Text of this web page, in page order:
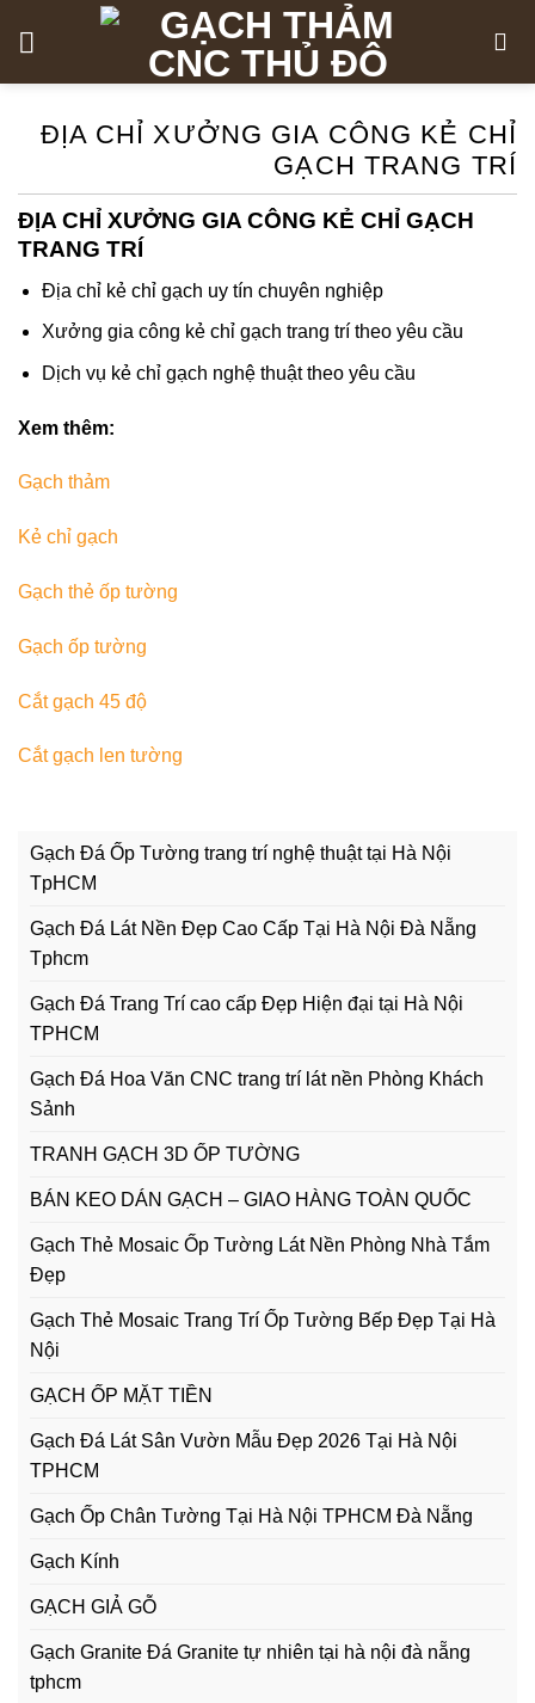
ĐỊA CHỈ XƯỞNG GIA CÔNG KẺ CHỈ
GẠCH TRANG TRÍ
ĐỊA CHỈ XƯỞNG GIA CÔNG KẺ CHỈ GẠCH
TRANG TRÍ
Địa chỉ kẻ chỉ gạch uy tín chuyên nghiệp
Xưởng gia công kẻ chỉ gạch trang trí theo yêu cầu
Dịch vụ kẻ chỉ gạch nghệ thuật theo yêu cầu
Xem thêm:
Gạch thảm
Kẻ chỉ gạch
Gạch thẻ ốp tường
Gạch ốp tường
Cắt gạch 45 độ
Cắt gạch len tường
Gạch Đá Ốp Tường trang trí nghệ thuật tại Hà Nội
TpHCM
Gạch Đá Lát Nền Đẹp Cao Cấp Tại Hà Nội Đà Nẵng
Tphcm
Gạch Đá Trang Trí cao cấp Đẹp Hiện đại tại Hà Nội
TPHCM
Gạch Đá Hoa Văn CNC trang trí lát nền Phòng Khách
Sảnh
TRANH GẠCH 3D ỐP TƯỜNG
BÁN KEO DÁN GẠCH – GIAO HÀNG TOÀN QUỐC
Gạch Thẻ Mosaic Ốp Tường Lát Nền Phòng Nhà Tắm
Đẹp
Gạch Thẻ Mosaic Trang Trí Ốp Tường Bếp Đẹp Tại Hà
Nội
GẠCH ỐP MẶT TIỀN
Gạch Đá Lát Sân Vườn Mẫu Đẹp 2026 Tại Hà Nội
TPHCM
Gạch Ốp Chân Tường Tại Hà Nội TPHCM Đà Nẵng
Gạch Kính
GẠCH GIẢ GỖ
Gạch Granite Đá Granite tự nhiên tại hà nội đà nẵng
tphcm